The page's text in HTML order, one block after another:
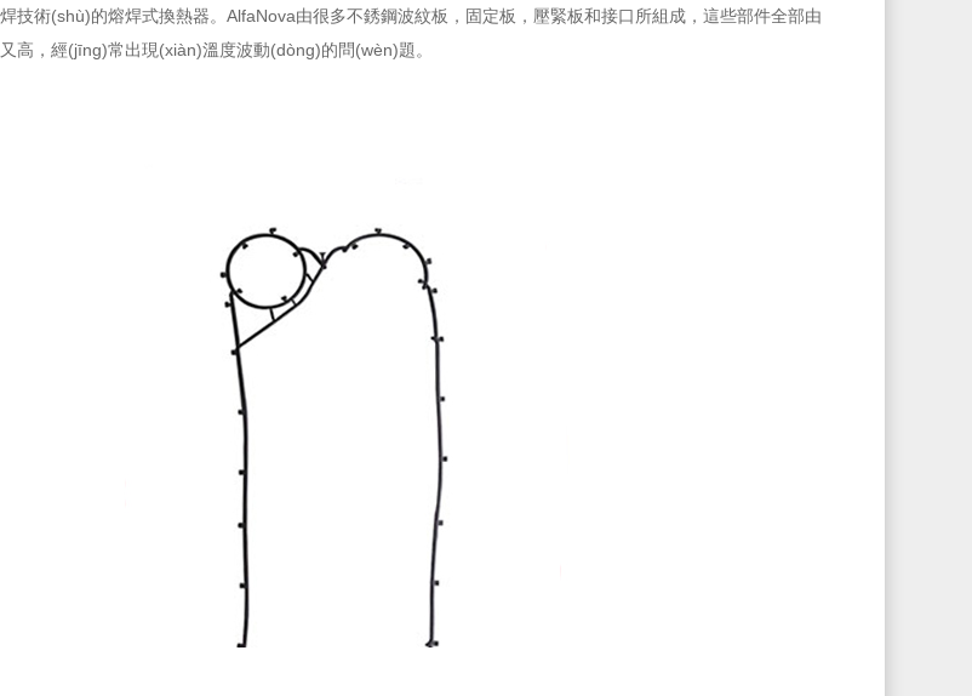
焊技術(shù)的熔焊式換熱器。AlfaNova由很多不銹鋼波紋板，固定板，壓緊板和接口所組成，這些部件全部由
，經(jīng)常出現(xiàn)溫度波動(dòng)的問(wèn)題。